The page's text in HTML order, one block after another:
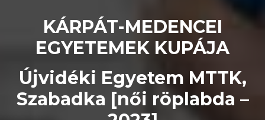
KÁRPÁT-MEDENCEI
EGYETEMEK KUPÁJA
Újvidéki Egyetem MTTK,
Szabadka [női röplabda –